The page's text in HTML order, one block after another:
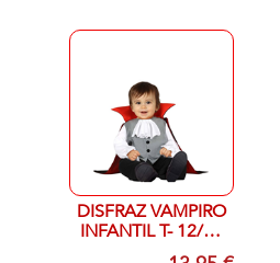
DISFRAZ VAMPIRO
INFANTIL T- 12/18
MESES